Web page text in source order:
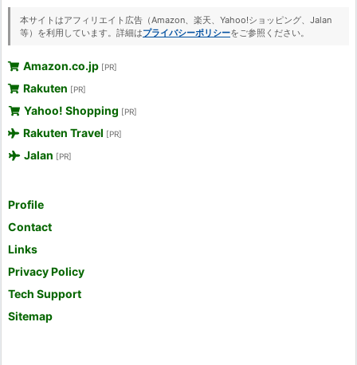
本サイトはアフィリエイト広告（Amazon、楽天、Yahoo!ショッピング、Jalan
等）を利用しています。詳細はプライバシーポリシーをご参照ください。
Amazon.co.jp [PR]
Rakuten [PR]
Yahoo! Shopping [PR]
Rakuten Travel [PR]
Jalan [PR]
Profile
Contact
Links
Privacy Policy
Tech Support
Sitemap